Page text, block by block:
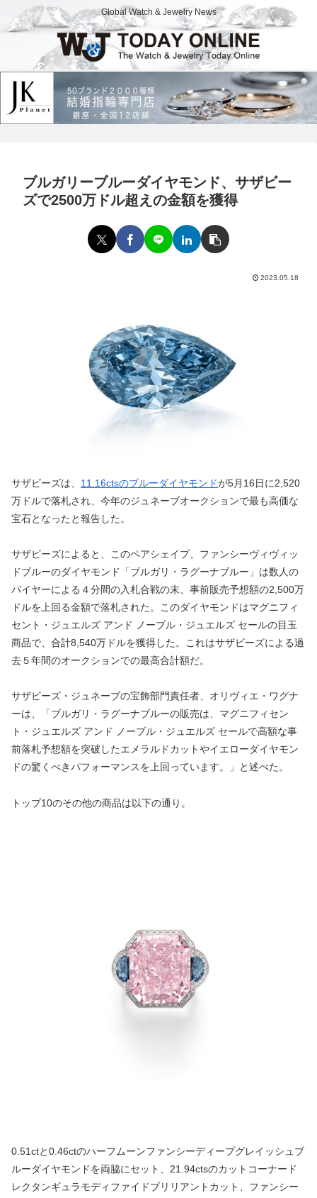
Global Watch & Jewelry News
ブルガリーブルーダイヤモンド、サザビー
ズで2500万ドル超えの金額を獲得
2023.05.18
サザビーズは、 11.16ctsのブルーダイヤモンドが5月16日に2,520
万ドルで落札され、今年のジュネーブオークションで最も高価な
宝石となったと報告した。
サザビーズによると、このペアシェイプ、ファンシーヴィヴィッ
ドブルーのダイヤモンド「ブルガリ・ラグーナブルー」は数人の
バイヤーによる４分間の入札合戦の末、事前販売予想額の2,500万
ドルを上回る金額で落札された。このダイヤモンドはマグニフィ
セント・ジュエルズ アンド ノーブル・ジュエルズ セールの目玉
商品で、合計8,540万ドルを獲得した。これはサザビーズによる過
去５年間のオークションでの最高合計額だ。
サザビーズ・ジュネーブの宝飾部門責任者、オリヴィエ・ワグナ
ーは、「ブルガリ・ラグーナブルーの販売は、マグニフィセン
ト・ジュエルズ アンド ノーブル・ジュエルズ セールで高額な事
前落札予想額を突破したエメラルドカットやイエローダイヤモン
ドの驚くべきパフォーマンスを上回っています。」と述べた。
トップ10のその他の商品は以下の通り。
0.51ctと0.46ctのハーフムーンファンシーディープグレイッシュブ
ルーダイヤモンドを両脇にセット、21.94ctsのカットコーナード
レクタンギュラモディファイドブリリアントカット、ファンシー